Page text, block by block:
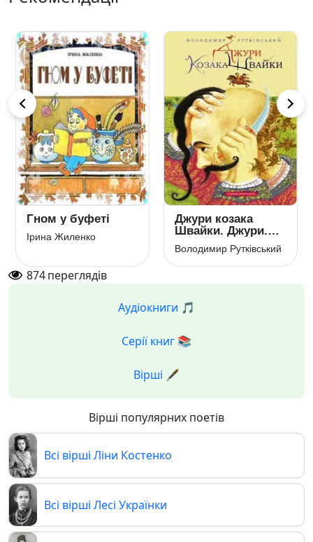
Гном у буфеті
Ірина Жиленко
Джури козака
Швайки. Джури.
Книга 1
Володимир Рутківський
874переглядів
Аудіокниги 🎵
Серії книг 📚
Вірші 🖋️
Вірші популярних поетів
Всі вірші Ліни Костенко
Всі вірші Лесі Українки